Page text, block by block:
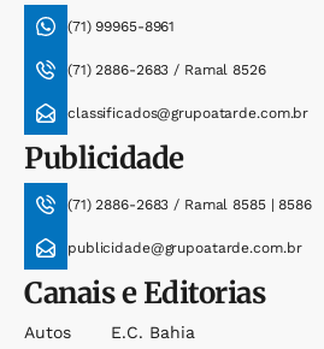
(71) 99965-8961
(71) 2886-2683 / Ramal 8526
classificados@grupoatarde.com.br
Publicidade
(71) 2886-2683 / Ramal 8585 | 8586
publicidade@grupoatarde.com.br
Canais e Editorias
Autos
E.c. Bahia